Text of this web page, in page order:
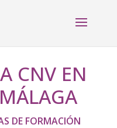
CNV EN
DE FORMACIÓN